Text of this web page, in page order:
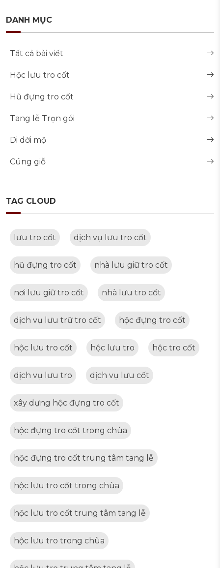
DANH MỤC
Tất cả bài viết
Hộc lưu tro cốt
Hũ đựng tro cốt
Tang lễ Trọn gói
Di dời mộ
Cúng giỗ
TAG CLOUD
lưu tro cốt dịch vụ lưu tro cốt
hũ đựng tro cốt nhà lưu giữ tro cốt
nơi lưu giữ tro cốt nhà lưu tro cốt
dịch vụ lưu trữ tro cốt hộc đựng tro cốt
hộc lưu tro cốt hộc lưu tro hộc tro cốt
dịch vụ lưu tro dịch vụ lưu cốt
xây dựng hộc đựng tro cốt
hộc đựng tro cốt trong chùa
hộc đựng tro cốt trung tâm tang lễ
hộc lưu tro cốt trong chùa
hộc lưu tro cốt trung tâm tang lễ
hộc lưu tro trong chùa